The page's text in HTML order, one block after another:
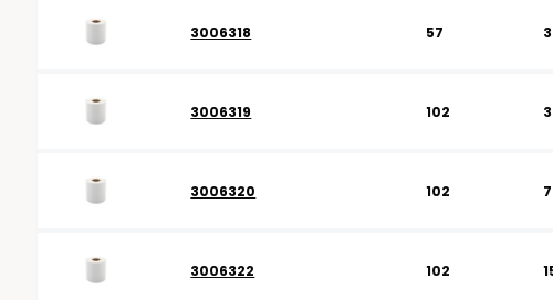
3006318 57
3006319 102
3006320 102
3006322 102